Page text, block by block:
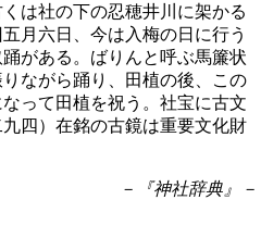
は社の下の忍穂井川に架かる
月六日、今は入梅の日に行う
がある。ばりんと呼ぶ馬簾状
ながら踊り、田植の後、この
って田植を祝う。社宝に古文
四）在銘の古鏡は重要文化財
－『神社辞典』－